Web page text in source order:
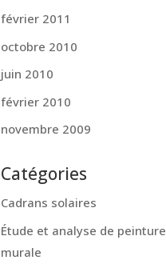
février 2011
octobre 2010
juin 2010
février 2010
novembre 2009
Catégories
Cadrans solaires
Étude et analyse de peinture
murale